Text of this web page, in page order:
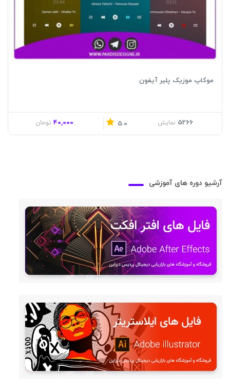
موکاپ موزیک پلیر آیفون
5266 نمایش 5.0
40,000 تومان
آرشیو دوره های آموزشی